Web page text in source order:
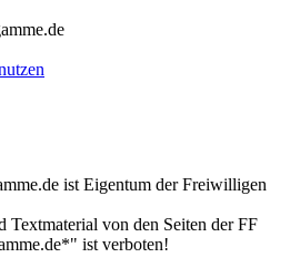
ist Eigentum der Freiwilligen
von den Seiten der FF
ist verboten!